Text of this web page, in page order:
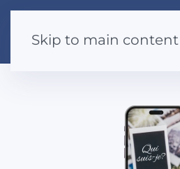
Skip to main content